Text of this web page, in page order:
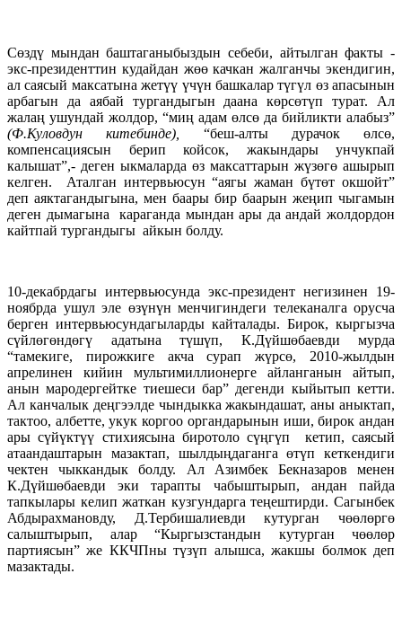
Сөздү мындан баштаганыбыздын себеби, айтылган факты -
экс-президенттин кудайдан жөө качкан жалганчы экендигин,
ал саясый максатына жетүү үчүн башкалар түгүл өз апасынын
арбагын да аябай тургандыгын даана көрсөтүп турат. Ал
жалаң ушундай жолдор, “миң адам өлсө да бийликти алабыз”
(Ф.Куловдун китебинде),
“беш-алты дурачок өлсө,
компенсациясын берип койсок, жакындары унчукпай
калышат”,- деген ыкмаларда өз максаттарын жүзөгө ашырып
келген. Аталган интервьюсун “аягы жаман бүтөт окшойт”
деп аяктагандыгына, мен баары бир баарын жеңип чыгамын
деген дымагына караганда мындан ары да андай жолдордон
кайтпай тургандыгы айкын болду.
10-декабрдагы интервьюсунда экс-президент негизинен 19-
ноябрда ушул эле өзүнүн менчигиндеги телеканалга орусча
берген интервьюсундагыларды кайталады. Бирок, кыргызча
сүйлөгөндөгү адатына түшүп, К.Дүйшөбаевди мурда
“тамекиге, пирожкиге акча сурап жүрсө, 2010-жылдын
апрелинен кийин мультимиллионерге айланганын айтып,
анын мародергейтке тиешеси бар” дегенди кыйытып кетти.
Ал канчалык деңгээлде чындыкка жакындашат, аны аныктап,
тактоо, албетте, укук коргоо органдарынын иши, бирок андан
ары сүйүктүү стихиясына биротоло сүңгүп кетип, саясый
атаандаштарын мазактап, шылдыңдаганга өтүп кеткендиги
чектен чыккандык болду. Ал Азимбек Бекназаров менен
К.Дүйшөбаевди эки тарапты чабыштырып, андан пайда
тапкылары келип жаткан кузгундарга теңештирди. Сагынбек
Абдырахмановду, Д.Тербишалиевди кутурган чөөлөргө
салыштырып, алар “Кыргызстандын кутурган чөөлөр
партиясын” же ККЧПны түзүп алышса, жакшы болмок деп
мазактады.